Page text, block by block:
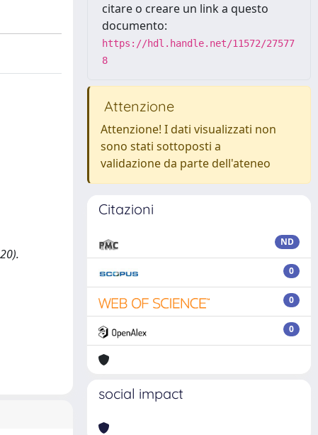
citare o creare un link a questo
documento:
https://hdl.handle.net/11572/27577
8
Attenzione
Attenzione! I dati visualizzati non
sono stati sottoposti a
validazione da parte dell'ateneo
Citazioni
ND
0
0
0
social impact